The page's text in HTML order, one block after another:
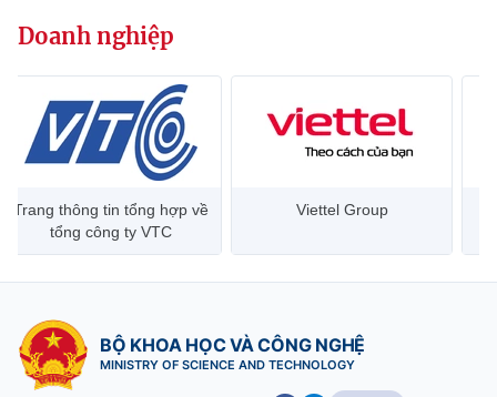
Doanh nghiệp
Trang thông tin tổng hợp về
tổng công ty VTC
Viettel Group
BỘ KHOA HỌC VÀ CÔNG NGHỆ
MINISTRY OF SCIENCE AND TECHNOLOGY